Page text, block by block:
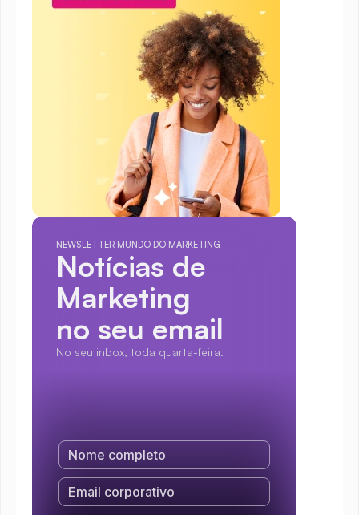
NEWSLETTER MUNDO DO MARKETING
Notícias de
Marketing
no seu email
No seu inbox, toda quarta-feira.